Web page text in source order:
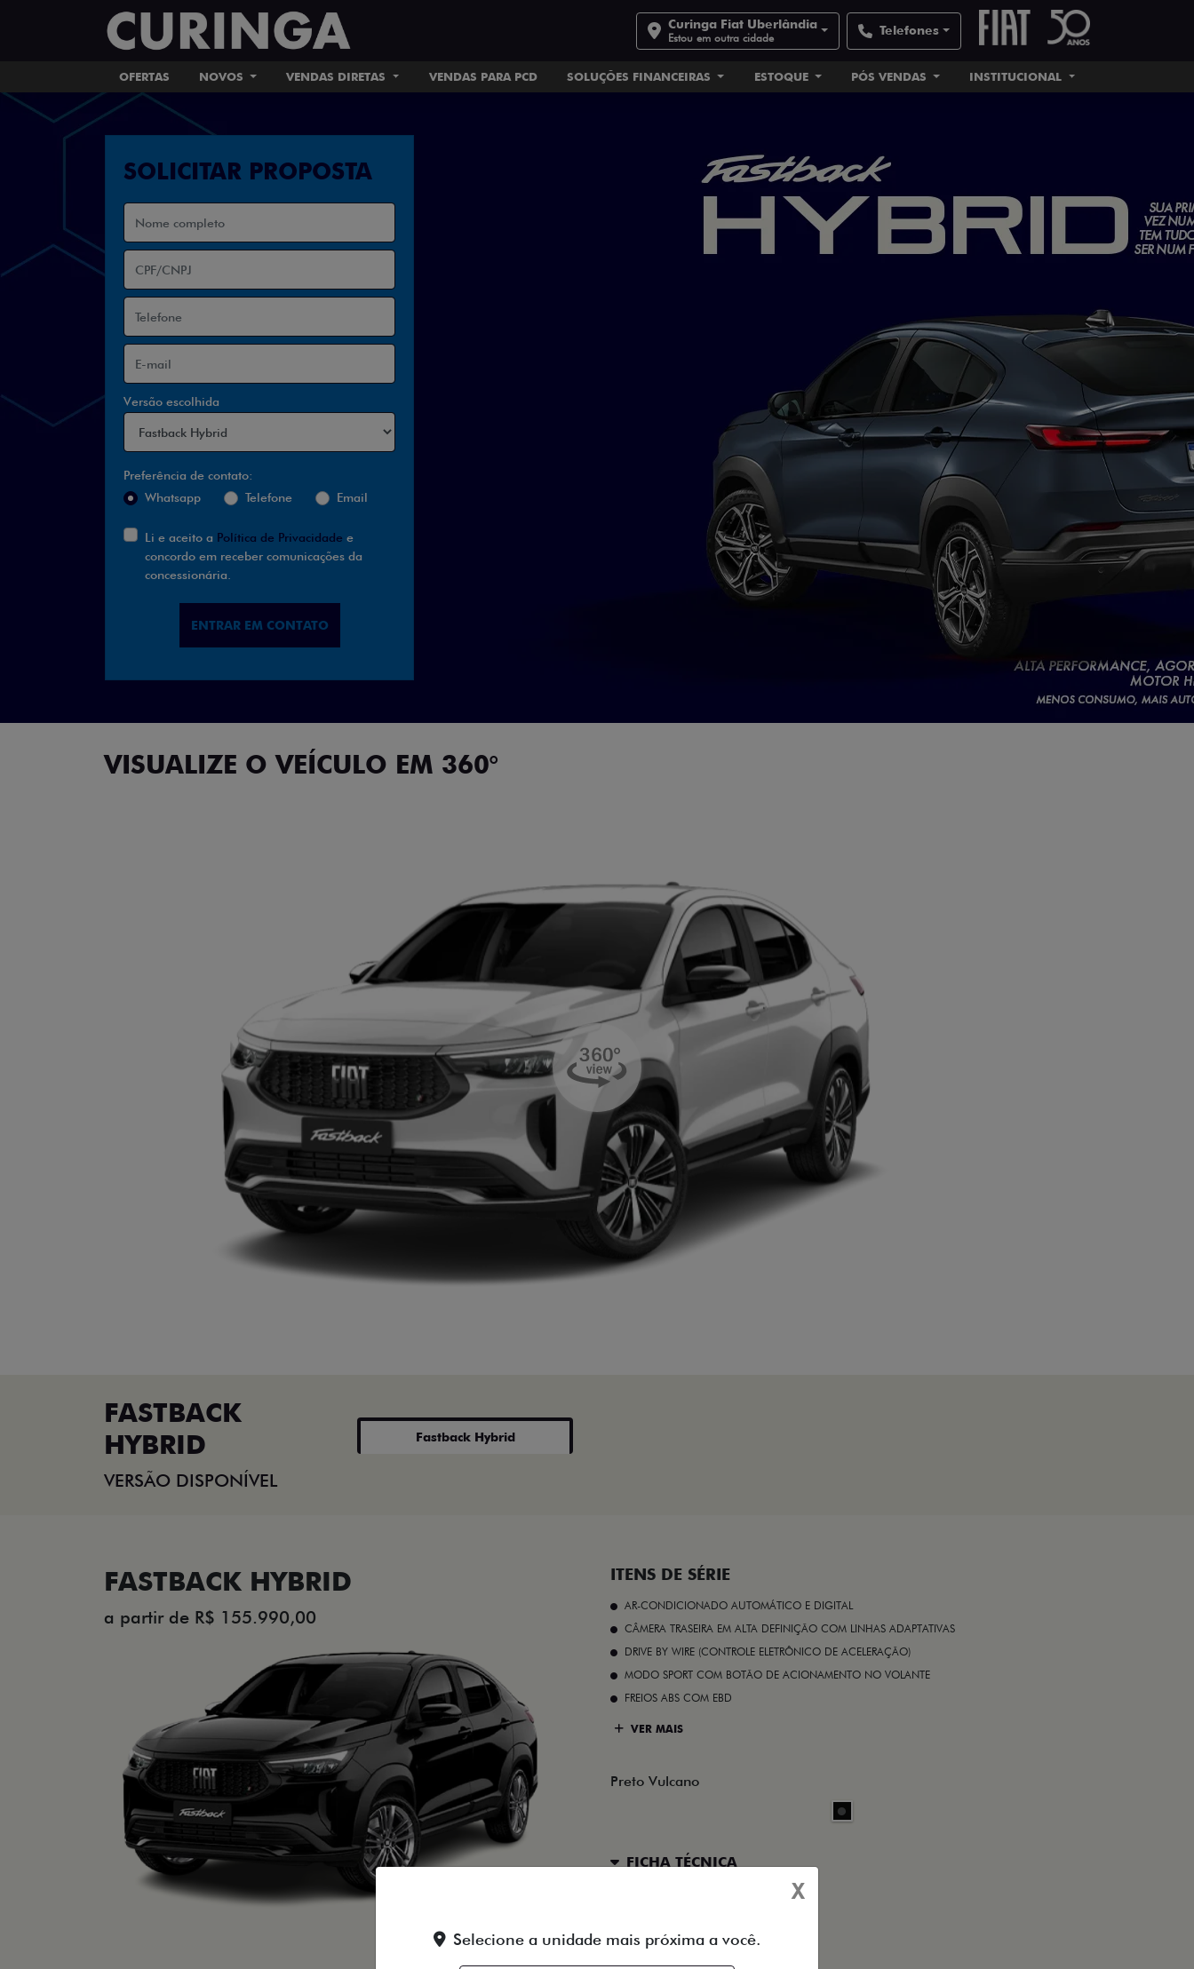
Curinga Fiat Uberlândia
Estou em outra cidade Telefones
OFERTAS NOVOS VENDAS DIRETAS VENDAS PARA PCD SOLUÇÕES FINANCEIRAS ESTOQUE PÓS VENDAS INSTITUCIONAL
SOLICITAR PROPOSTA
Versão escolhida
Preferência de contato:
Whatsapp
Telefone Email
Li e aceito a Política de Privacidade e
concordo em receber comunicações da
concessionária.
ENTRAR EM CONTATO
VISUALIZE O VEÍCULO EM 360°
FASTBACK
HYBRID
VERSÃO DISPONÍVEL
Fastback Hybrid
FASTBACK HYBRID
a partir de R$ 155.990,00
ITENS DE SÉRIE
AR-CONDICIONADO AUTOMÁTICO E DIGITAL
CÂMERA TRASEIRA EM ALTA DEFINIÇÃO COM LINHAS ADAPTATIVAS
DRIVE BY WIRE (CONTROLE ELETRÔNICO DE ACELERAÇÃO)
MODO SPORT COM BOTÃO DE ACIONAMENTO NO VOLANTE
FREIOS ABS COM EBD
VER MAIS
Preto Vulcano
FICHA TÉCNICA
X
Selecione a unidade mais próxima a você.